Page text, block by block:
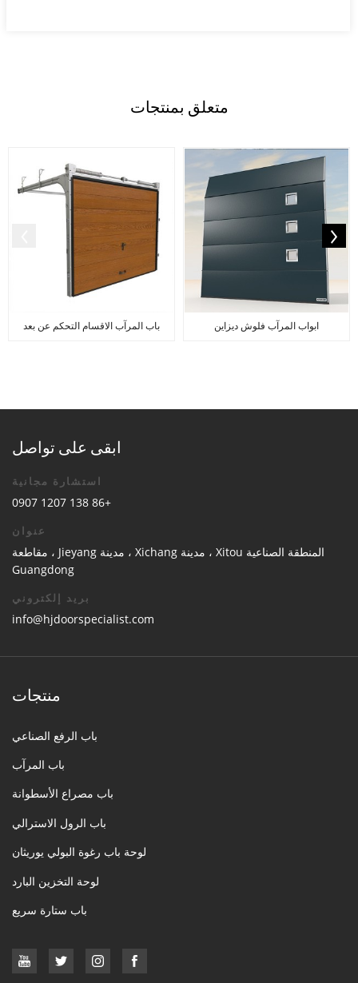
متعلق بمنتجات
ابواب المرآب فلوش ديزاين باب المرآب الاقسام التحكم عن بعد
ابقى على تواصل
استشارة مجانية
+86 138 1207 0907
عنوان
المنطقة الصناعية Xitou ، مدينة Xichang ، مدينة Jieyang ، مقاطعة
Guangdong
بريد إلكتروني
info@hjdoorspecialist.com
منتجات
باب الرفع الصناعي
باب المرآب
باب مصراع الأسطوانة
باب الرول الاسترالي
لوحة باب رغوة البولي يوريثان
لوحة التخزين البارد
باب ستارة سريع